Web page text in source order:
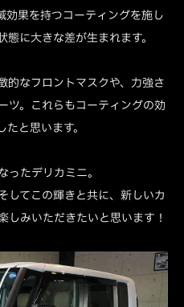
効果を持つコーティングを施し
に大きな差が生まれます。
的なフロントマスクや、力強さ
ツ。これらもコーティングの効
と思います。
ったデリカミニ。
してこの輝きと共に、新しいカ
しみいただきたいと思います！